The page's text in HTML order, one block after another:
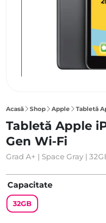
Acasă Shop Apple Tabletă Apple
Tabletă Apple
Gen Wi-Fi
Grad A+ | Space Gray |
Capacitate
32GB